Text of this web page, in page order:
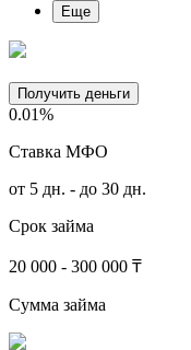
Еще
Получить деньги
0.01%
Ставка МФО
от 5 дн. - до 30 дн.
Срок займа
20 000 - 300 000 ₸
Сумма займа